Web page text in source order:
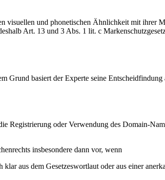
visuellen und phonetischen Ähnlichkeit mit ihrer
Art. 13 und 3 Abs. 1 lit. c
Grund basiert der Experte seine
Registrierung oder Verwendung des Domain-
insbesondere dann vor, wenn
aus dem Gesetzeswortlaut oder aus einer